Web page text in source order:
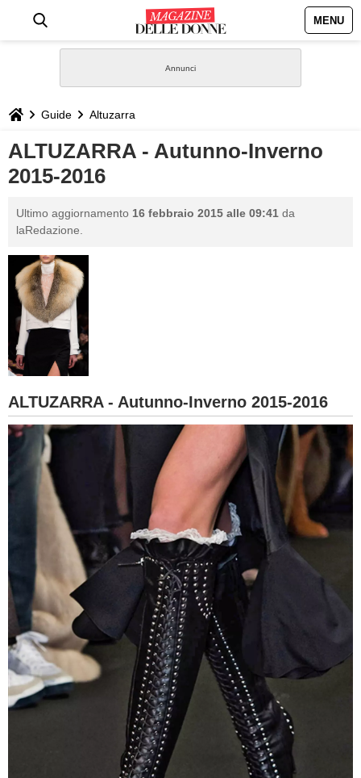
MENU
STILE
BIOGRAFIE
DEFINIZIONI
GASTRONOMIA
CAPELLI
SESSO
DIETA
Guide Altuzarra
ALTUZARRA - Autunno-Inverno
2015-2016
Ultimo aggiornamento 16 febbraio 2015 alle 09:41 da
laRedazione.
ALTUZARRA - Autunno-Inverno 2015-2016